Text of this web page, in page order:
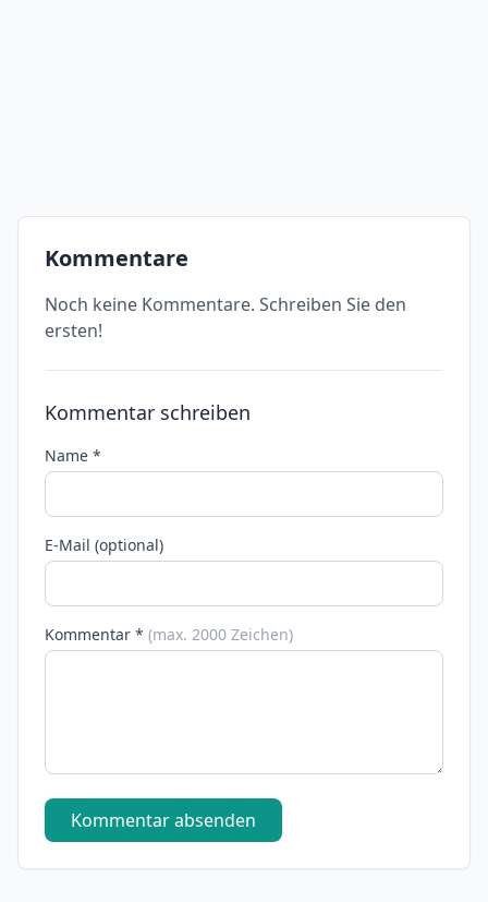
Kommentare
Noch keine Kommentare. Schreiben Sie den
ersten!
Kommentar schreiben
Name *
E-Mail (optional)
Kommentar * (max. 2000 Zeichen)
Kommentar absenden